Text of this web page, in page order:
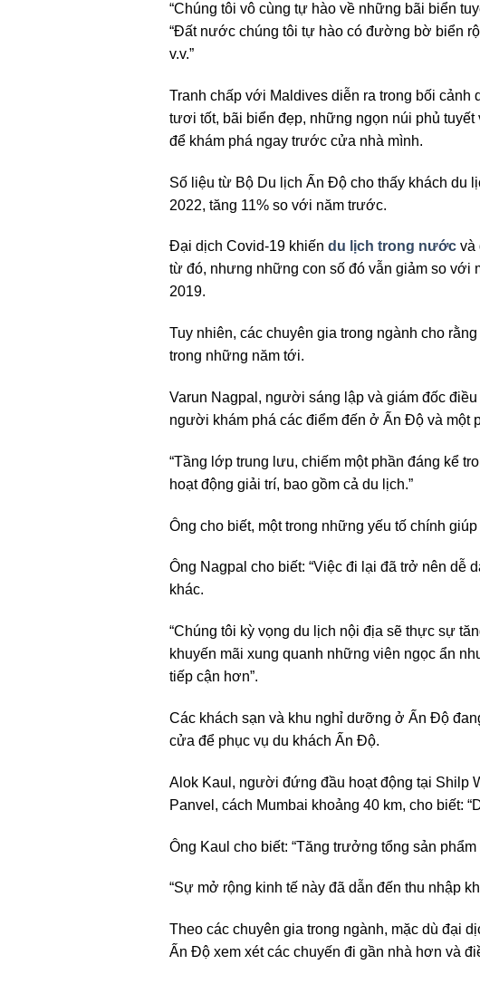
“Chúng tôi vô cùng tự hào về những bãi biển
“Đất nước chúng tôi tự hào có đường bờ biển
v.v.”
Tranh chấp với Maldives diễn ra trong bối
tươi tốt, bãi biển đẹp, những ngọn núi phủ
để khám phá ngay trước cửa nhà mình.
Số liệu từ Bộ Du lịch Ấn Độ cho thấy khách du
2022, tăng 11% so với năm trước.
Đại dịch Covid-19 khiến du lịch trong nước và
từ đó, nhưng những con số đó vẫn giảm so
2019.
Tuy nhiên, các chuyên gia trong ngành cho
trong những năm tới.
Varun Nagpal, người sáng lập và giám đốc
người khám phá các điểm đến ở Ấn Độ và một
“Tầng lớp trung lưu, chiếm một phần đáng kể
hoạt động giải trí, bao gồm cả du lịch.”
Ông cho biết, một trong những yếu tố chính
Ông Nagpal cho biết: “Việc đi lại đã trở nên
khác.
“Chúng tôi kỳ vọng du lịch nội địa sẽ thực sự
khuyến mãi xung quanh những viên ngọc ẩn
tiếp cận hơn”.
Các khách sạn và khu nghỉ dưỡng ở Ấn Độ
cửa để phục vụ du khách Ấn Độ.
Alok Kaul, người đứng đầu hoạt động tại Shilp
Panvel, cách Mumbai khoảng 40 km, cho biết:
Ông Kaul cho biết: “Tăng trưởng tổng sản
“Sự mở rộng kinh tế này đã dẫn đến thu nhập
Theo các chuyên gia trong ngành, mặc dù đại
Ấn Độ xem xét các chuyến đi gần nhà hơn và